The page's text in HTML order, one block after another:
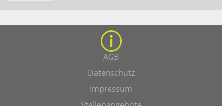
AGB
Datenschutz
Impressum